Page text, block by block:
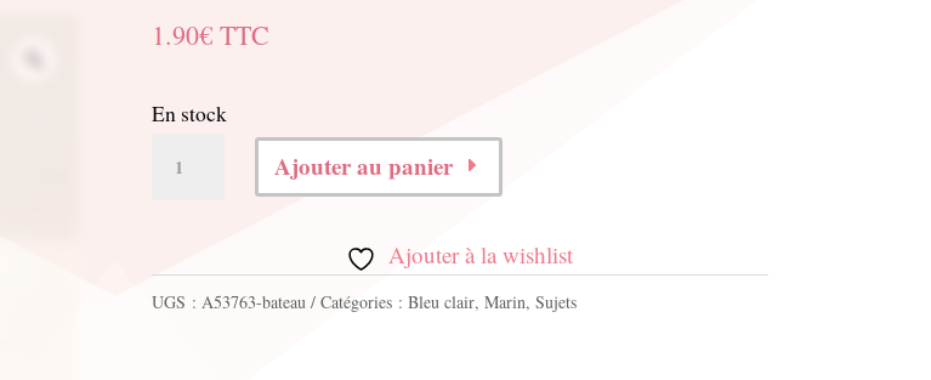
1.90€ TTC
En stock
marin
6cm
Ajouter au panier
Ajouter à la wishlist
UGS : A53763-bateau Catégories : Bleu clair, Marin, Sujets